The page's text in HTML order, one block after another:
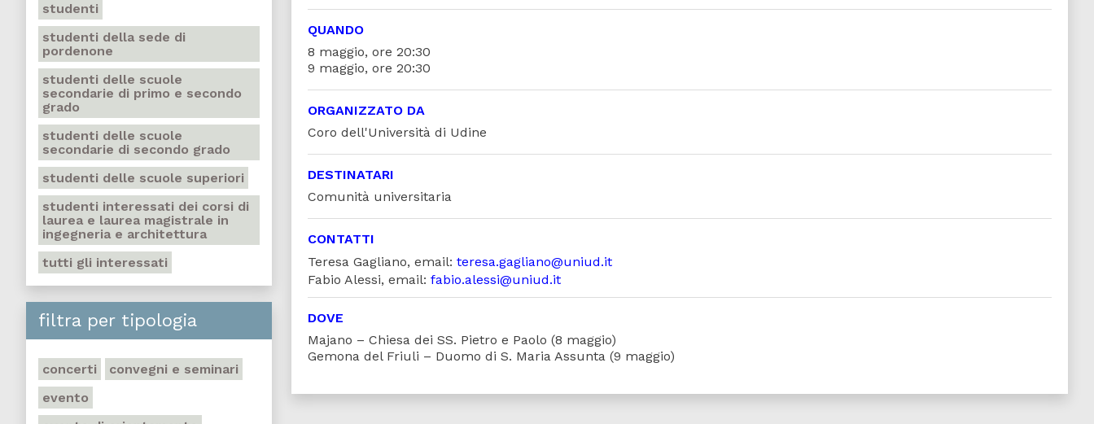
studenti
studenti della sede di
pordenone
studenti delle scuole
secondarie di primo e secondo
grado
studenti delle scuole
secondarie di secondo grado
studenti delle scuole superiori
studenti interessati dei corsi di
laurea e laurea magistrale in
ingegneria e architettura
tutti gli interessati
filtra per tipologia
concerti
convegni e seminari
evento
QUANDO
8 maggio, ore 20:30
9 maggio, ore 20:30
ORGANIZZATO DA
Coro dell'Università di Udine
DESTINATARI
Comunità universitaria
CONTATTI
Teresa Gagliano, email: teresa.gagliano@uniud.it
Fabio Alessi, email: fabio.alessi@uniud.it
DOVE
Majano – Chiesa dei SS. Pietro e Paolo (8 maggio)
Gemona del Friuli – Duomo di S. Maria Assunta (9 maggio)